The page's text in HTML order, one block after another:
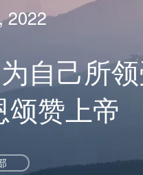
2022
自己所
颂赞上帝